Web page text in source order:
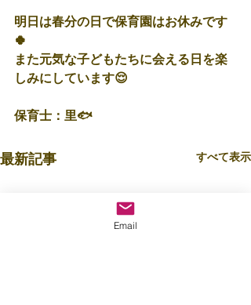
明日は春分の日で保育園はお休みです
🍀
また元気な子どもたちに会える日を楽
しみにしています😌
保育士：里🐟
最新記事 すべて表示
Email